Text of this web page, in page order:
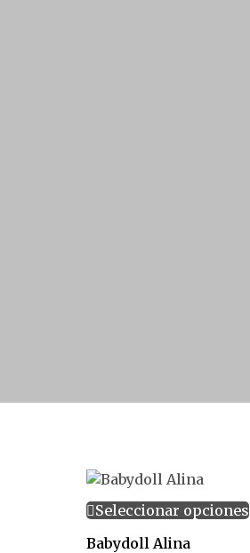
Seleccionar opciones
Babydoll Alina